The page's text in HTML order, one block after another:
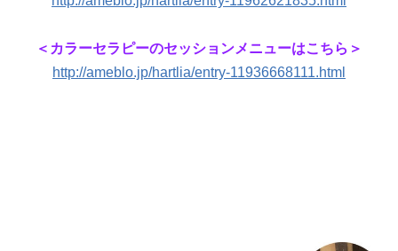
＜カラーセラピーのセッションメニューはこちら＞
http://ameblo.jp/hartlia/entry-11936668111.html